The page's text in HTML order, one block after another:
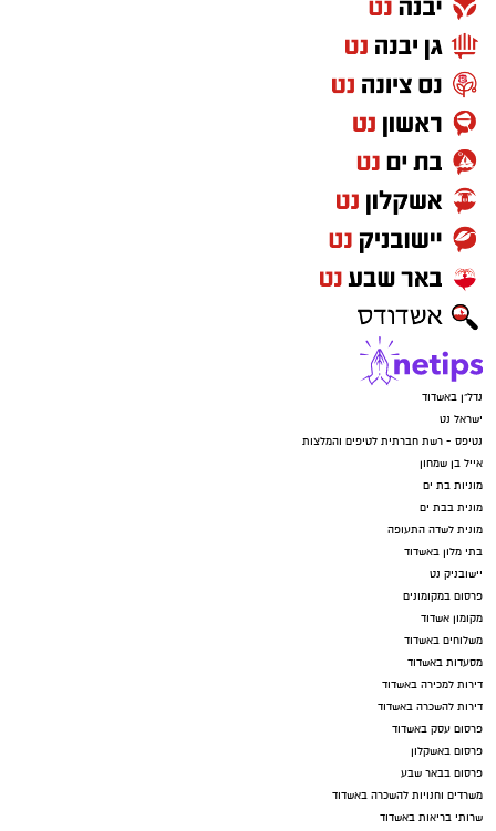
נדל"ן באשדוד
ישראל נט
נטיפס - רשת חברתית לטיפים והמלצות
אייל בן שמחון
מוניות בת ים
מונית בבת ים
מונית לשדה התעופה
בתי מלון באשדוד
יישובניק נט
פרסום במקומונים
מקומון אשדוד
משלוחים באשדוד
מסעדות באשדוד
דירות למכירה באשדוד
דירות להשכרה באשדוד
פרסום עסק באשדוד
פרסום באשקלון
פרסום בבאר שבע
משרדים וחנויות להשכרה באשדוד
שרותי בריאות באשדוד